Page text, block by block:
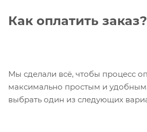
Как оплатить заказ?
Мы сделали всё, чтобы процесс
максимально простым и
выбрать один из следующих